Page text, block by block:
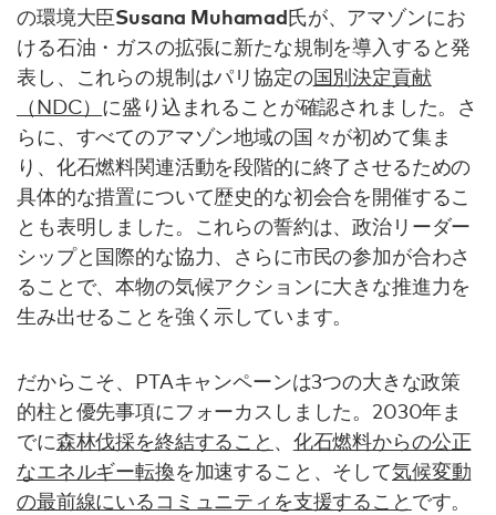
の環境大臣Susana Muhamad氏が、アマゾンにお
ける石油・ガスの拡張に新たな規制を導入すると発
表し、これらの規制はパリ協定の国別決定貢献
（NDC） に盛り込まれることが確認されました。さ
らに、すべてのアマゾン地域の国々が初めて集ま
り、化石燃料関連活動を段階的に終了させるための
具体的な措置について歴史的な初会合を開催するこ
とも表明しました。これらの誓約は、政治リーダー
シップと国際的な協力、さらに市民の参加が合わさ
ることで、本物の気候アクションに大きな推進力を
生み出せることを強く示しています。
だからこそ、PTAキャンペーンは3つの大きな政策
的柱と優先事項にフォーカスしました。2030年ま
でに森林伐採を終結すること 、 化石燃料からの公正
なエネルギー転換を加速すること、そして気候変動
の最前線にいるコミュニティを支援すること です。